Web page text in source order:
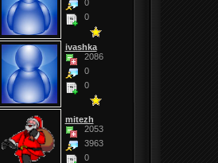
0
0
ivashka
2086
0
0
mitezh
2053
3963
0